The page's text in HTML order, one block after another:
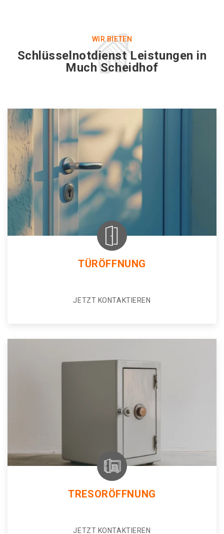
WIR BIETEN
Schlüsselnotdienst Leistungen in
Much Scheidhof
TÜRÖFFNUNG
JETZT KONTAKTIEREN
TRESORÖFFNUNG
JETZT KONTAKTIEREN